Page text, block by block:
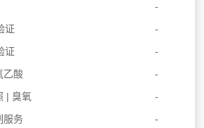
证
证
乙酸
| 臭氧
服务